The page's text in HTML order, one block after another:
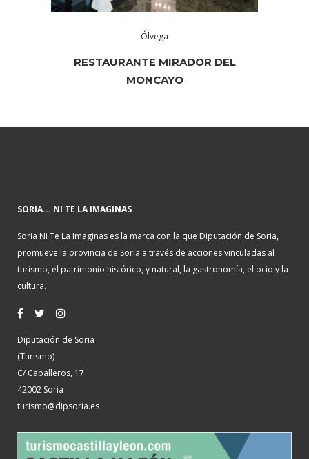
Ólvega
RESTAURANTE MIRADOR DEL
MONCAYO
SORIA... NI TE LA IMAGINAS
Soria Ni Te La Imaginas es la marca con la que Diputación de Soria,
promueve la provincia de Soria a través de acciones vinculadas al
turismo, el patrimonio histórico, y natural, la gastronomía, el ocio y la
cultura.
Diputación de Soria
(Turismo)
C/ Caballeros, 17
42002 Soria
turismo@dipsoria.es